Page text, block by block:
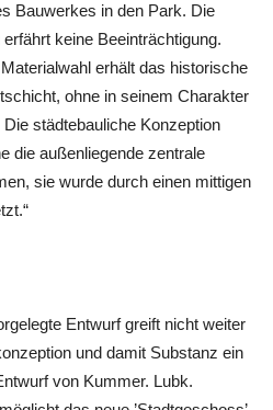
Bauwerkes in den Park. Die
keine Beeinträchtigung.
erhält das historische
ohne in seinem Charakter
städtebauliche Konzeption
die außenliegende zentrale
sie wurde durch einen mittigen
Entwurf greift nicht weiter
und damit Substanz ein
von Kummer. Lubk.